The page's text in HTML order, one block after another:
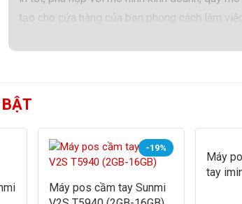
tạo cho cửa hàng của bạn phong cách làm
hỏi mà được nhiều người tiêu dùng đặt ra khi
-19%
Máy pos cầm tay Sunmi
Máy
tay